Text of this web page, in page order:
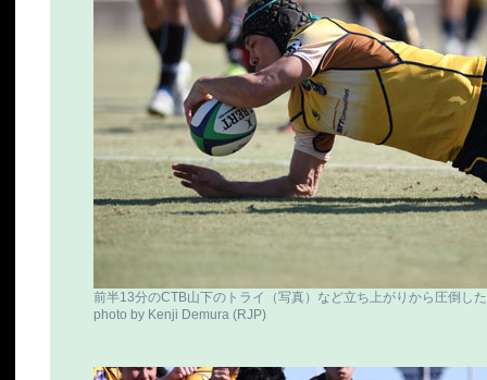
前半13分のCTB山下のトライ（写真）など立ち上がりから圧倒し
photo by Kenji Demura (RJP)